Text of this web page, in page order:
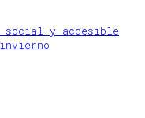
y accesible